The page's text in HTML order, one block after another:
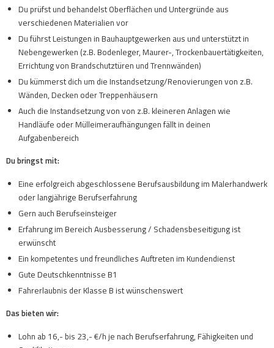
Du prüfst und behandelst Oberflächen und Untergründe aus
verschiedenen Materialien vor
Du führst Leistungen in Bauhauptgewerken aus und unterstützt in
Nebengewerken (z.B. Bodenleger, Maurer-, Trockenbauertätigkeiten,
Errichtung von Brandschutztüren und Trennwänden)
Du kümmerst dich um die Instandsetzung/Renovierungen von z.B.
Wänden, Decken oder Treppenhäusern
Auch die Instandsetzung von von z.B. kleineren Anlagen wie
Handläufe oder Mülleimeraufhängungen fällt in deinen
Aufgabenbereich
Du bringst mit:
Eine erfolgreich abgeschlossene Berufsausbildung im Malerhandwerk
oder langjährige Berufserfahrung
Gern auch Berufseinsteiger
Erfahrung im Bereich Ausbesserung / Schadensbeseitigung ist
erwünscht
Ein kompetentes und freundliches Auftreten im Kundendienst
Gute Deutschkenntnisse B1
Fahrerlaubnis der Klasse B ist wünschenswert
Das bieten wir:
Lohn ab 16,- bis 23,- €/h je nach Berufserfahrung, Fähigkeiten und